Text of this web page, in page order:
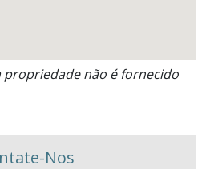
propriedade não é fornecido
Nos